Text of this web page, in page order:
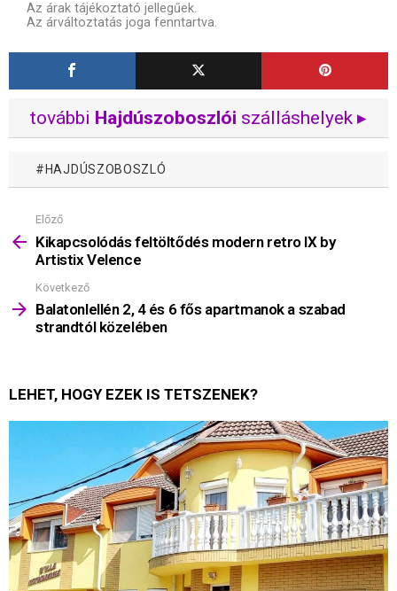
Az árak tájékoztató jellegűek.
Az árváltoztatás joga fenntartva.
további Hajdúszoboszlói szálláshelyek ▸
HAJDÚSZOBOSZLÓ
Mutass
többet
Előző
Kikapcsolódás feltöltődés modern retro IX by
Artistix Velence
Következő
Balatonlellén 2, 4 és 6 fős apartmanok a szabad
strandtól közelében
LEHET, HOGY EZEK IS TETSZENEK?